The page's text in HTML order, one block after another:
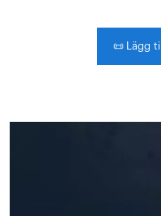
📜 Lägg